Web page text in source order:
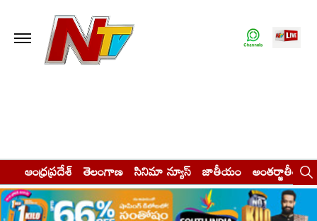
ఆంధ్రప్రదేశ్ తెలంగాణ సినిమా న్యూస్ జాతీయం అంతర్జాతీయం